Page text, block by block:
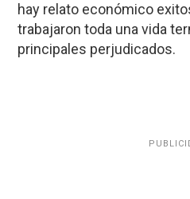
hay relato económico
trabajaron toda una vida
principales perjudicados.